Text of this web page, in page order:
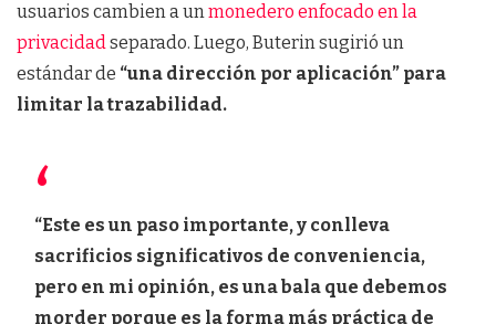
usuarios cambien a unmonedero enfocado en la
privacidadseparado. Luego, Buterin sugirió un
estándar de “una dirección por aplicación” para
limitar la trazabilidad.
“Este es un paso importante, y conlleva
sacrificios significativos de conveniencia,
pero en mi opinión, es una bala que debemos
morder porque es la forma más práctica de